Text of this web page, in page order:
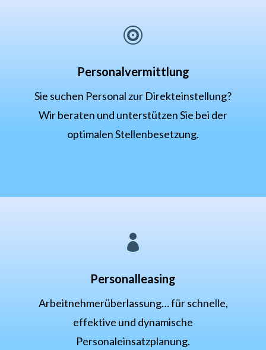

Personalvermittlung
Sie suchen Personal zur Direkteinstellung?
Wir beraten und unterstützen Sie bei der
optimalen Stellenbesetzung.

Personalleasing
Arbeitnehmerüberlassung… für schnelle,
effektive und dynamische
Personaleinsatzplanung.